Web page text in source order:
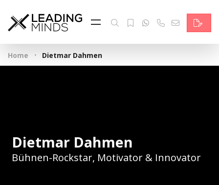
Feed & News
Reading Minds
Themen
Kontakt
Home · Dietmar Dahmen
Dietmar Dahmen
Bühnen-Rockstar, Motivator & Innovator